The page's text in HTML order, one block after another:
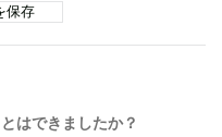
保存
はできましたか？